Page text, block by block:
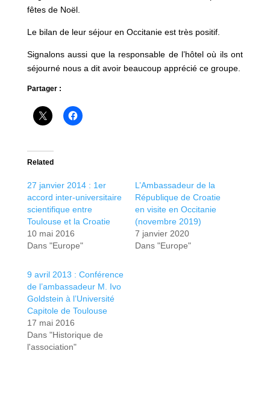
fêtes de Noël.
Le bilan de leur séjour en Occitanie est très positif.
Signalons aussi que la responsable de l’hôtel où ils ont
séjourné nous a dit avoir beaucoup apprécié ce groupe.
Partager :
Related
27 janvier 2014 : 1er
accord inter-universitaire
scientifique entre
Toulouse et la Croatie
10 mai 2016
Dans "Europe"
L’Ambassadeur de la
République de Croatie
en visite en Occitanie
(novembre 2019)
7 janvier 2020
Dans "Europe"
9 avril 2013 : Conférence
de l’ambassadeur M. Ivo
Goldstein à l’Université
Capitole de Toulouse
17 mai 2016
Dans "Historique de
l'association"